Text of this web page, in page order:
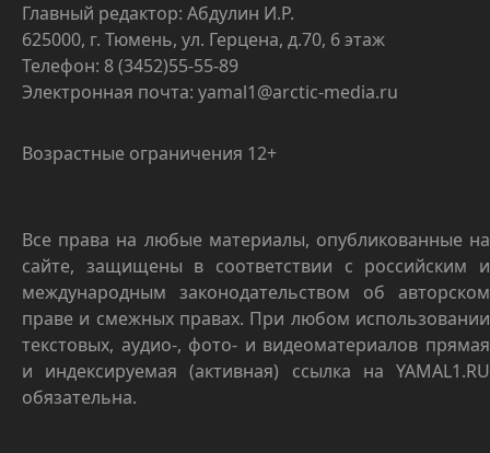
Главный редактор: Абдулин И.Р.
625000, г. Тюмень, ул. Герцена, д.70, 6 этаж
Телефон: 8 (3452)55-55-89
Электронная почта: yamal1@arctic-media.ru
Возрастные ограничения 12+
Все права на любые материалы, опубликованные на
сайте, защищены в соответствии с российским и
международным законодательством об авторском
праве и смежных правах. При любом использовании
текстовых, аудио-, фото- и видеоматериалов прямая
и индексируемая (активная) ссылка на YAMAL1.RU
обязательна.